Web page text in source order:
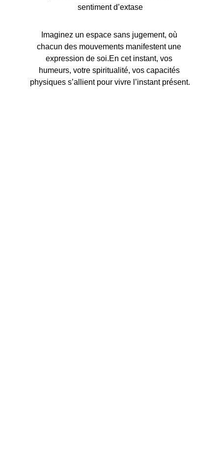
sentiment d’extase
Imaginez un espace sans jugement, où
chacun des mouvements manifestent une
expression de soi.En cet instant, vos
humeurs, votre spiritualité, vos capacités
physiques s’allient pour vivre l’instant présent.